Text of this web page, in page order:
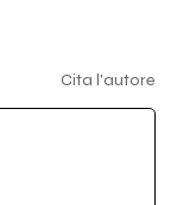
Cita l'autore